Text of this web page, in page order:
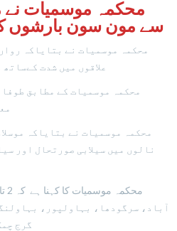
محکمہ موسمیات نے
سے مون سون بارشوں
محکمہ موسمیات نے بتایاکہ
علاقوں میں شدت
محکمہ موسمیات کے مطابق
محکمہ موسمیات نے بتایاکہ
نالوں میں سیلابی صورتحال اور
آباد، سرگودھا، بہاولپور،
گرج